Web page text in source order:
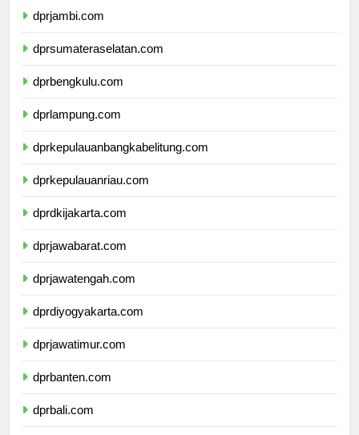
dprjambi.com
dprsumateraselatan.com
dprbengkulu.com
dprlampung.com
dprkepulauanbangkabelitung.com
dprkepulauanriau.com
dprdkijakarta.com
dprjawabarat.com
dprjawatengah.com
dprdiyogyakarta.com
dprjawatimur.com
dprbanten.com
dprbali.com